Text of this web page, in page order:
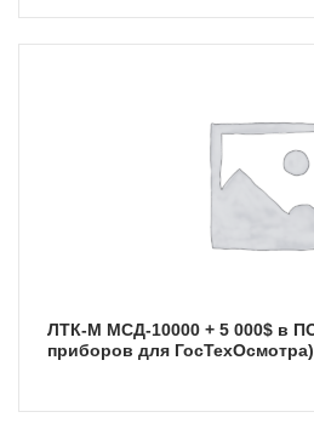
ЛТК-М МСД-10000 + 5 000$ в ПОДАРОК (комплект
приборов для ГосТехОсмотра)